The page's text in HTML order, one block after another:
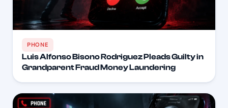
PHONE
Luis Alfonso Bisono Rodriguez Pleads Guilty in
Grandparent Fraud Money Laundering